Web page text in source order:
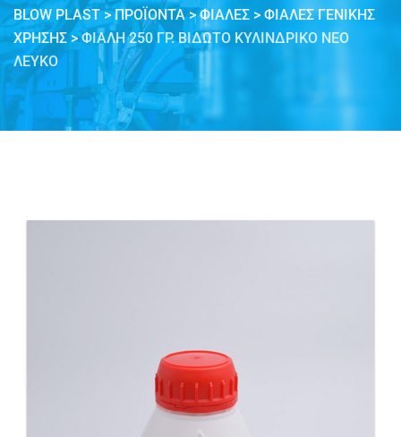
BLOW PLAST> ΠΡΟΪΌΝΤΑ>ΦΙΆΛΕΣ > ΦΙΆΛΕΣ ΓΕΝΙΚΉΣ
ΧΡΉΣΗΣ >ΦΙΆΛΗ 250 ΓΡ. ΒΙΔΩΤΌ ΚΥΛΙΝΔΡΙΚΌ ΝΈΟ
ΛΕΥΚΌ